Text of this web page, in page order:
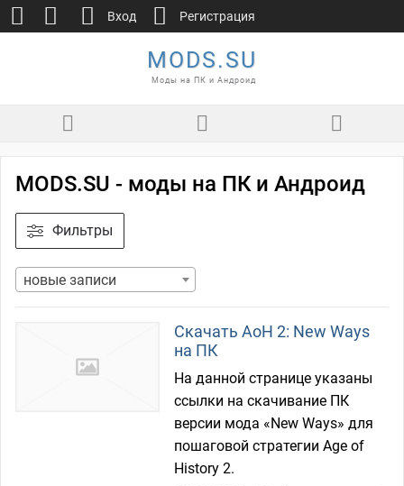
MODS.SU
Моды на ПК и Андроид
MODS.SU - моды на ПК и Андроид
Фильтры
новые записи
Скачать AoH 2: New Ways
на ПК
На данной странице указаны
ссылки на скачивание ПК
версии мода «New Ways» для
пошаговой стратегии Age of
History 2.
Вход Регистрация